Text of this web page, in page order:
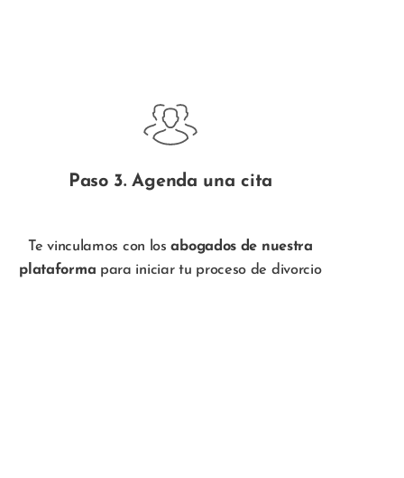
Paso 3. Agenda una cita
Te vinculamos con losabogados de nuestra
plataforma para iniciar tu proceso de divorcio